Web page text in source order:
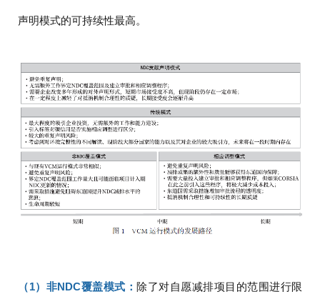
声明模式的可持续性最高。
（1）非NDC覆盖模式： 除了对自愿减排项目的范围进行限